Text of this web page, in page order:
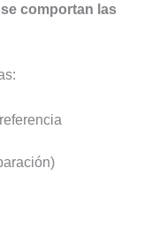
comportan las